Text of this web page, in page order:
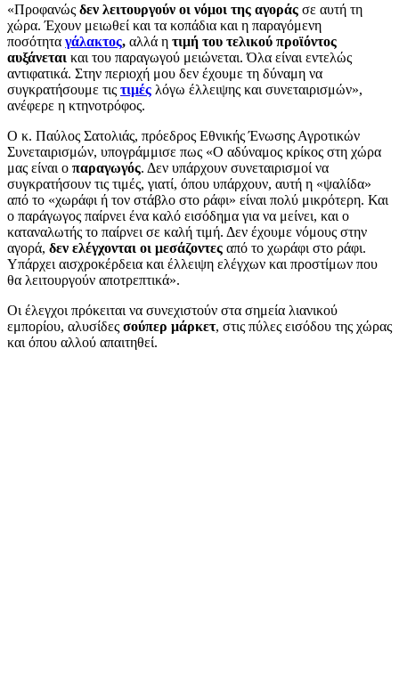
«Προφανώς δεν λειτουργούν οι νόμοι της αγοράς σε αυτή τη
χώρα. Έχουν μειωθεί και τα κοπάδια και η παραγόμενη
ποσότητα γάλακτος, αλλά η τιμή του τελικού προϊόντος
αυξάνεται και του παραγωγού μειώνεται. Όλα είναι εντελώς
αντιφατικά. Στην περιοχή μου δεν έχουμε τη δύναμη να
συγκρατήσουμε τις τιμές λόγω έλλειψης και συνεταιρισμών»,
ανέφερε η κτηνοτρόφος.
Ο κ. Παύλος Σατολιάς, πρόεδρος Εθνικής Ένωσης Αγροτικών
Συνεταιρισμών, υπογράμμισε πως «Ο αδύναμος κρίκος στη χώρα
μας είναι ο παραγωγός. Δεν υπάρχουν συνεταιρισμοί να
συγκρατήσουν τις τιμές, γιατί, όπου υπάρχουν, αυτή η «ψαλίδα»
από το «χωράφι ή τον στάβλο στο ράφι» είναι πολύ μικρότερη. Και
ο παράγωγος παίρνει ένα καλό εισόδημα για να μείνει, και ο
καταναλωτής το παίρνει σε καλή τιμή. Δεν έχουμε νόμους στην
αγορά, δεν ελέγχονται οι μεσάζοντες από το χωράφι στο ράφι.
Υπάρχει αισχροκέρδεια και έλλειψη ελέγχων και προστίμων που
θα λειτουργούν αποτρεπτικά».
Οι έλεγχοι πρόκειται να συνεχιστούν στα σημεία λιανικού
εμπορίου, αλυσίδες σούπερ μάρκετ, στις πύλες εισόδου της χώρας
και όπου αλλού απαιτηθεί.